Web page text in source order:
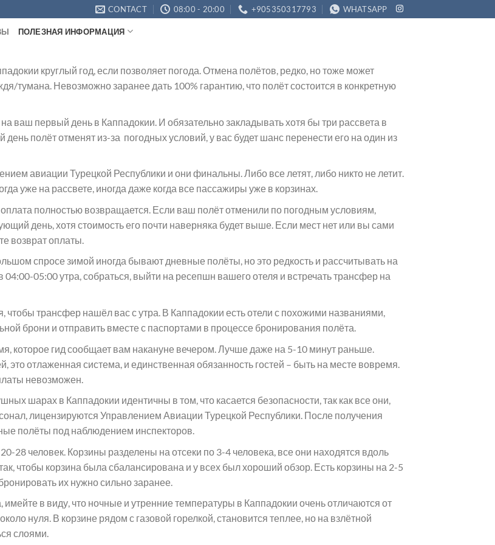
CONTACT 08:00 - 20:00 +905350317793 WHATSAPP
ПОЛЕЗНАЯ ИНФОРМАЦИЯ
круглый год, если позволяет погода. Отмена полётов, редко, но тоже может
тумана. Невозможно заранее дать 100% гарантию, что полёт состоится в конкретную
ваш первый день в Каппадокии. И обязательно закладывать хотя бы три рассвета в
полёт отменят из-за погодных условий, у вас будет шанс перенести его на один из
авиации Турецкой Республики и они финальны. Либо все летят, либо никто не летит.
уже на рассвете, иногда даже когда все пассажиры уже в корзинах.
полностью возвращается. Если ваш полёт отменили по погодным условиям,
день, хотя стоимость его почти наверняка будет выше. Если мест нет или вы сами
возврат оплаты.
спросе зимой иногда бывают дневные полёты, но это редкость и рассчитывать на
05:00 утра, собраться, выйти на ресепшн вашего отеля и встречать трансфер на
чтобы трансфер нашёл вас с утра. В Каппадокии есть отели с похожими названиями,
брони и отправить вместе с паспортами в процессе бронирования полёта.
которое гид сообщает вам накануне вечером. Лучше даже на 5-10 минут раньше.
это отлаженная система, и единственная обязанность гостей – быть на месте вовремя.
невозможен.
шарах в Каппадокии идентичны в том, что касается безопасности, так как все они,
лицензируются Управлением Авиации Турецкой Республики. После получения
полёты под наблюдением инспекторов.
28 человек. Корзины разделены на отсеки по 3-4 человека, все они находятся вдоль
чтобы корзина была сбалансирована и у всех был хороший обзор. Есть корзины на 2-5
их нужно сильно заранее.
в виду, что ночные и утренние температуры в Каппадокии очень отличаются от
нуля. В корзине рядом с газовой горелкой, становится теплее, но на взлётной
слоями.